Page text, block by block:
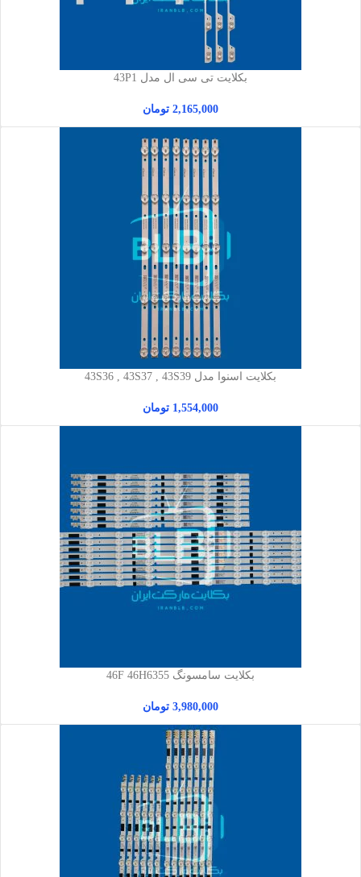
بکلایت تی سی ال مدل 43P1
2,165,000 تومان
بکلایت اسنوا مدل 43S36 , 43S37 , 43S39
1,554,000 تومان
بکلایت سامسونگ 46F 46H6355
3,980,000 تومان